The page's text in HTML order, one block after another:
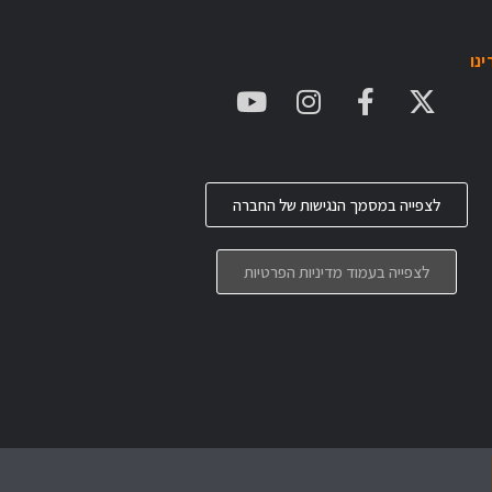
לצפייה במסמך הנגישות של החברה
לצפייה בעמוד מדיניות הפרטיות